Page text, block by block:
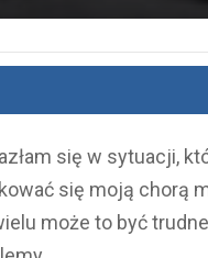
się w sytuacji,
się moją chorą
może to być